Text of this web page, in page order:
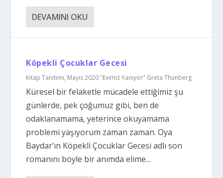
DEVAMINI OKU
Köpekli Çocuklar Gecesi
Kitap Tanıtımı, Mayıs 2020 "Evimiz Yanıyor" Greta Thunberg
Küresel bir felaketle mücadele ettiğimiz şu
günlerde, pek çoğumuz gibi, ben de
odaklanamama, yeterince okuyamama
problemi yaşıyorum zaman zaman. Oya
Baydar’ın Köpekli Çocuklar Gecesi adlı son
romanını böyle bir anımda elime...